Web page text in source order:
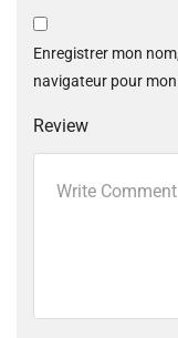
Enregistrer mon
navigateur pour
Review